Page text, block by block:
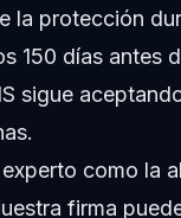
la protección
150 días antes
sigue
como la
firma